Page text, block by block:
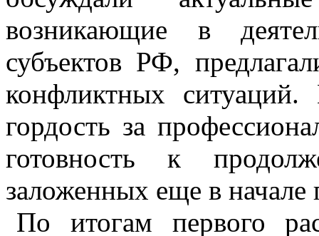
возникающие в
субъектов РФ,
конфликтных
гордость за
готовность к
заложенных еще в начале
По итогам первого